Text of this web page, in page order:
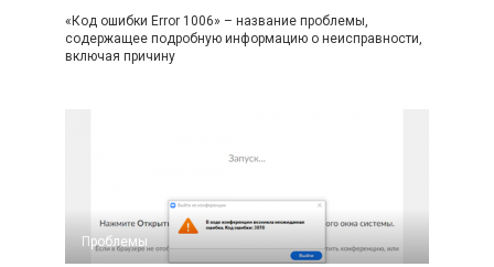
«Код ошибки Error 1006» – название проблемы,
содержащее подробную информацию о неисправности,
включая причину
Проблемы